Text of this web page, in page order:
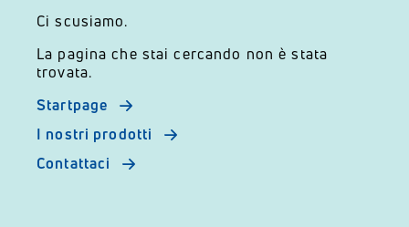
Ci scusiamo.
La pagina che stai cercando non è stata
trovata.
Startpage
I nostri prodotti
Contattaci